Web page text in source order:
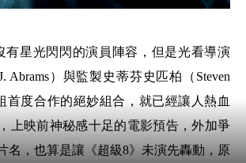
有星光閃閃的演員陣容，但是光看導演
Abrams）與監製史蒂芬史匹柏（ Steven
首度合作的絕妙組合，就已經讓人熱血
上映前神秘感十足的電影預告，外加爭
名，也算是讓《超級8》未演先轟動，原